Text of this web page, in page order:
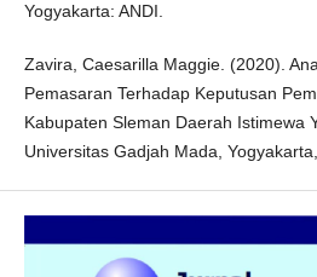
Yogyakarta: ANDI.
Zavira, Caesarilla Maggie. (2020).
Pemasaran Terhadap Keputusan
Kabupaten Sleman Daerah Istimewa
Universitas Gadjah Mada,